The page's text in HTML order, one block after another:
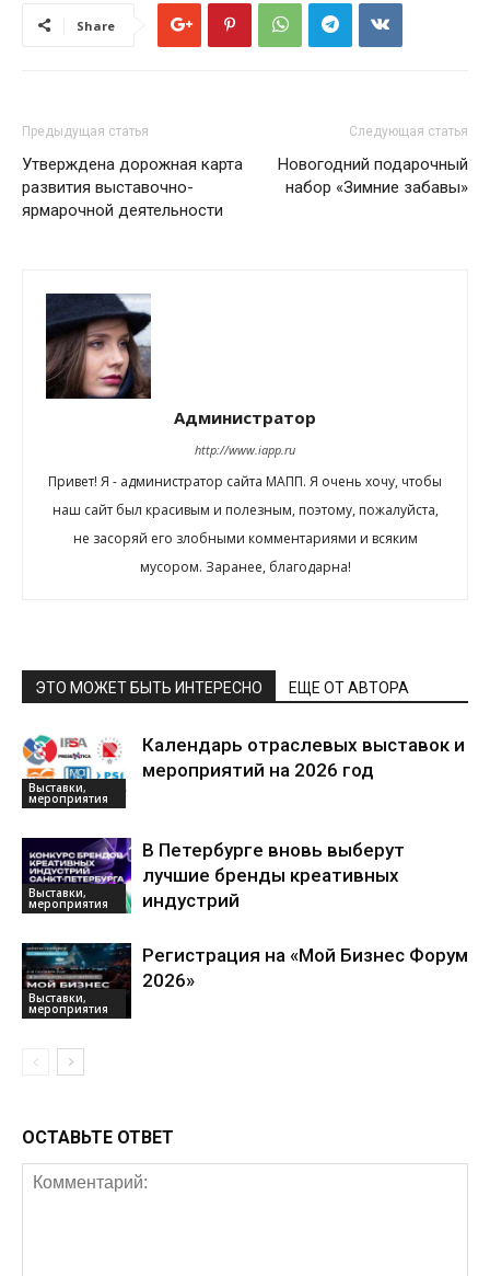
Share
Предыдущая статья
Утверждена дорожная карта
развития выставочно-
ярмарочной деятельности
Следующая статья
Новогодний подарочный
набор «Зимние забавы»
Администратор
http://www.iapp.ru
Привет! Я - администратор сайта МАПП. Я очень хочу, чтобы
наш сайт был красивым и полезным, поэтому, пожалуйста,
не засоряй его злобными комментариями и всяким
мусором. Заранее, благодарна!
ЭТО МОЖЕТ БЫТЬ ИНТЕРЕСНО ЕЩЕ ОТ АВТОРА
Выставки,
мероприятия
Календарь отраслевых выставок и
мероприятий на 2026 год
Выставки,
мероприятия
В Петербурге вновь выберут
лучшие бренды креативных
индустрий
Выставки,
мероприятия
Регистрация на «Мой Бизнес Форум
2026»
ОСТАВЬТЕ ОТВЕТ